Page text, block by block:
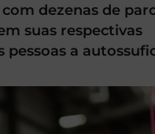
dezenas de
suas respectivas
a